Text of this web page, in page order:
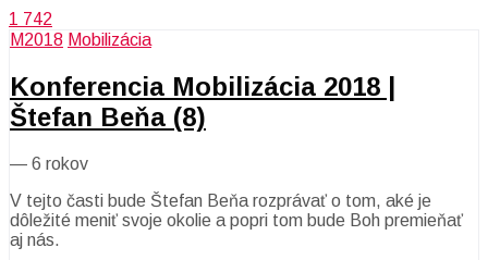
1 742
M2018 Mobilizácia
Konferencia Mobilizácia 2018 |
Štefan Beňa (8)
— 6 rokov
V tejto časti bude Štefan Beňa rozprávať o tom, aké je
dôležité meniť svoje okolie a popri tom bude Boh premieňať
aj nás.